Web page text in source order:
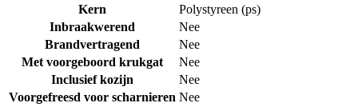
Kern
Polystyreen (ps)
Inbraakwerend
Nee
Brandvertragend
Nee
Met voorgeboord krukgat
Nee
Inclusief kozijn
Nee
Voorgefreesd voor scharnieren Nee